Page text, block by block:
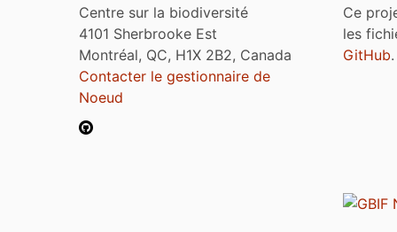
Centre sur la biodiversité
4101 Sherbrooke Est
Montréal, QC, H1X 2B2, Canada
Contacter le gestionnaire de
Noeud
Ce
les
GitHub.